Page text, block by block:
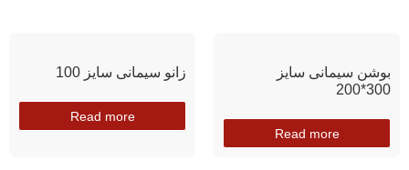
بوشن سیمانی سایز
300*200
Read more
زانو سیمانی سایز 100
Read more